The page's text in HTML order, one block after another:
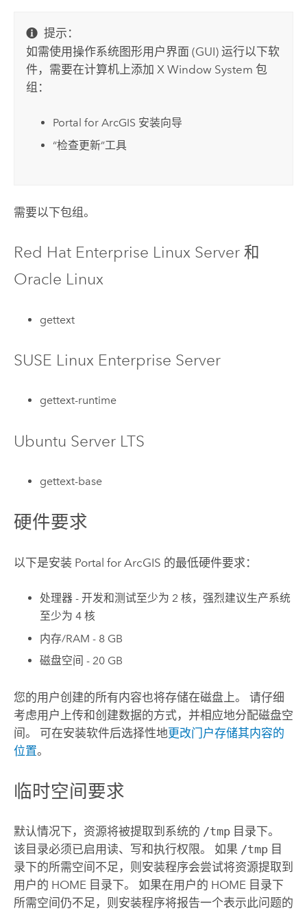
提示：
如需使用操作系统图形用户界面 (GUI) 运行以下软
件，需要在计算机上添加 X Window System 包
组：
Portal for ArcGIS 安装向导
“检查更新”工具
需要以下包组。
Red Hat Enterprise Linux Server和
Oracle Linux
gettext
SUSE Linux Enterprise Server
gettext-runtime
Ubuntu Server LTS
gettext-base
硬件要求
以下是安装 Portal for ArcGIS 的最低硬件要求：
处理器 - 开发和测试至少为 2 核，强烈建议生产系统
至少为 4 核
内存/RAM - 8 GB
磁盘空间 - 20 GB
您的用户创建的所有内容也将存储在磁盘上。 请仔细
考虑用户上传和创建数据的方式，并相应地分配磁盘空
间。 可在安装软件后选择性地更改门户存储其内容的
位置。
临时空间要求
默认情况下，资源将被提取到系统的 /tmp目录下。
该目录必须已启用读、写和执行权限。 如果 /tmp目
录下的所需空间不足，则安装程序会尝试将资源提取到
用户的 HOME 目录下。 如果在用户的 HOME 目录下
所需空间仍不足，则安装程序将报告一个表示此问题的